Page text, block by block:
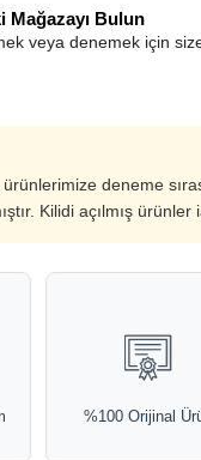
Mağazayı Bulun
veya denemek için
deneme
Kilidi açılmış
%100 Orijinal